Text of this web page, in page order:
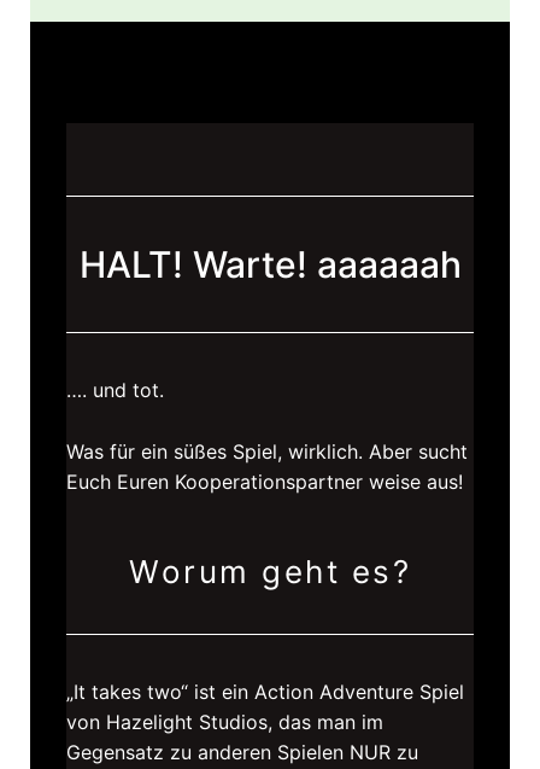
HALT! Warte! aaaaaah
…. und tot.
Was für ein süßes Spiel, wirklich. Aber sucht
Euch Euren Kooperationspartner weise aus!
Worum geht es?
„It takes two“ ist ein Action Adventure Spiel
von Hazelight Studios, das man im
Gegensatz zu anderen Spielen NUR zu